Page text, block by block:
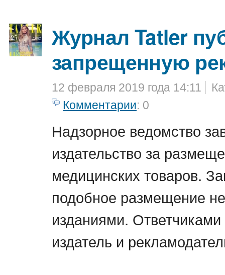
Журнал Tatler
запрещенную
12 февраля 2019 года 14:11
Комментарии: 0
Надзорное ведомство
издательство за
медицинских товаров.
подобное размещение
изданиями.
издатель и